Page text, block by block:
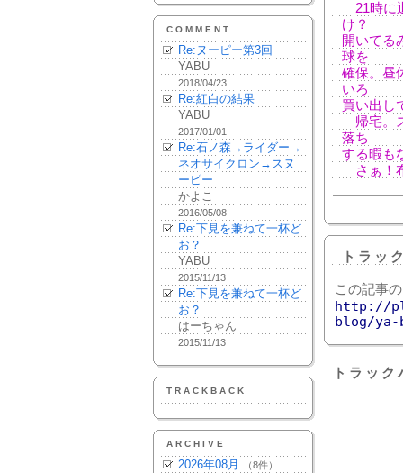
COMMENT
Re:ヌーピー第3回
YABU
2018/04/23
Re:紅白の結果
YABU
2017/01/01
Re:石ノ森→ライダー→
ネオサイクロン→スヌ
ーピー
かよこ
2016/05/08
Re:下見を兼ねて一杯ど
お？
YABU
2015/11/13
Re:下見を兼ねて一杯ど
お？
はーちゃん
2015/11/13
TRACKBACK
ARCHIVE
2026年08月 （8件）
21時に
け？
開いてる
球を
確保。昼
いろ
買い出し
帰宅。
落ち
する暇も
さぁ！
トラッ
この記事
http://
blog/ya-
トラッ